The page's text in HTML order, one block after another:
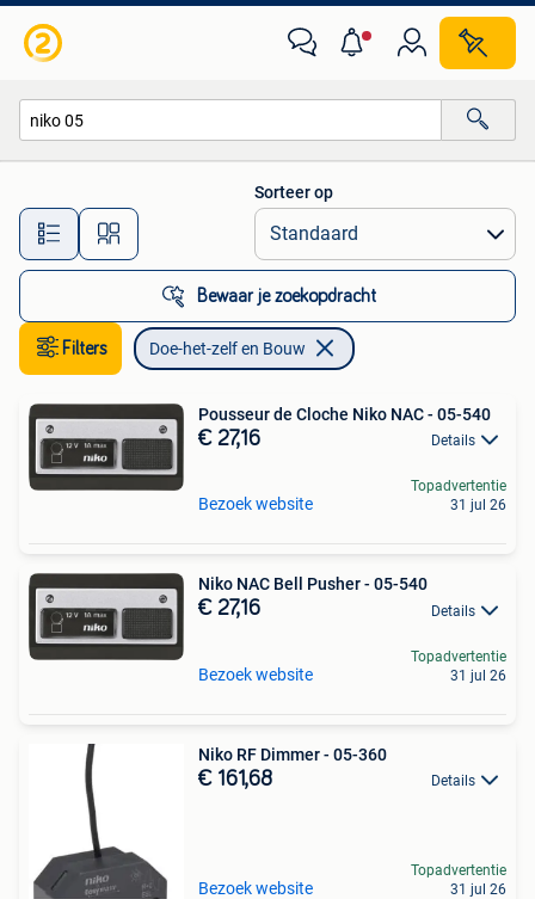
Alle afstanden…
Sorteer op
Bewaar je zoekopdracht
Filters Doe-het-zelf en Bouw
Pousseur de Cloche Niko NAC - 05-540
€ 27,16 Details
Bezoek website
Topadvertentie
31 jul 26
Niko NAC Bell Pusher - 05-540
€ 27,16 Details
Bezoek website
Topadvertentie
31 jul 26
Niko RF Dimmer - 05-360
€ 161,68 Details
Bezoek website
Topadvertentie
31 jul 26